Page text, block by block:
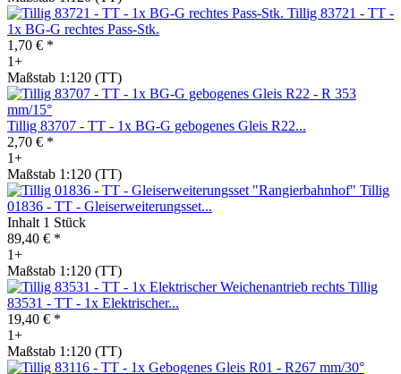
Tillig 83721 - TT -
1x BG-G rechtes Pass-Stk.
1,70 € *
1+
Maßstab 1:120 (TT)
Tillig 83707 - TT - 1x BG-G gebogenes Gleis R22...
2,70 € *
1+
Maßstab 1:120 (TT)
Tillig
01836 - TT - Gleiserweiterungsset...
Inhalt 1 Stück
89,40 € *
1+
Maßstab 1:120 (TT)
Tillig
83531 - TT - 1x Elektrischer...
19,40 € *
1+
Maßstab 1:120 (TT)